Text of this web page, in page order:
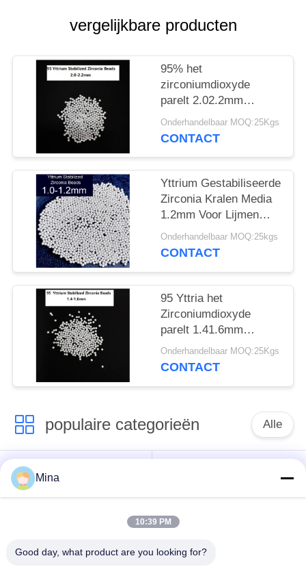
vergelijkbare producten
95% het
zirconiumdioxyde
parelt 2.02.2mm
Zirconiumdioxyde het
Malen Media Hardheid
Onderhandelbaar MOQ:25Kgs
CONTACT
Yttrium Gestabiliseerde
Zirconia Kralen Media
1.2mm Voor Lijmen
Pesticiden Slijpen
Onderhandelbaar MOQ:25kgs
CONTACT
95 Yttria het
Zirconiumdioxyde
parelt 1.41.6mm
Zirconiumdioxyde
Malende Ballen Hoge
Onderhandelbaar MOQ:25Kgs
CONTACT
populaire categorieën Alle
Het ceramische Parel
Vernietigen
zirconiumdioxyde
Mina
10:39 PM
Good day, what product are you looking for?